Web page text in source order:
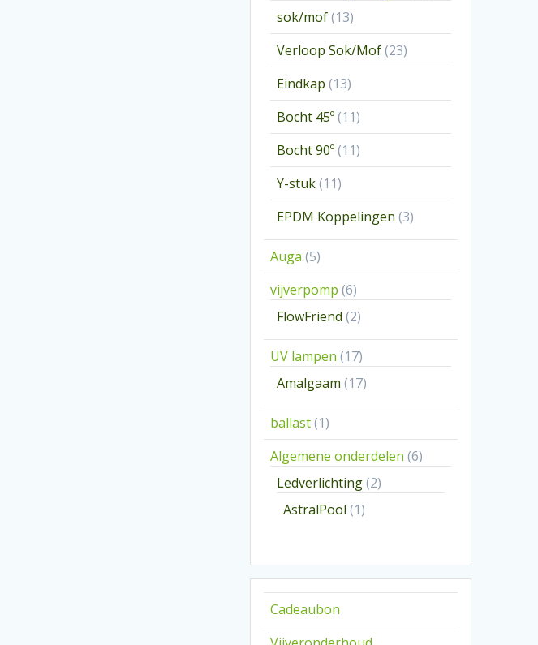
sok/mof 1313
producten
Verloop Sok/Mof 2323
producten
Eindkap 1313
producten
Bocht 45º 1111
producten
Bocht 90º 1111
producten
Y-stuk 1111
producten
EPDM Koppelingen 33
producten
Auga 55
producten
vijverpomp 66
producten
FlowFriend 22
producten
UV lampen 1717
producten
Amalgaam 1717
producten
ballast 11
product
Algemene onderdelen 66
Ledverlichting 22
AstralPool 11
Cadeaubon